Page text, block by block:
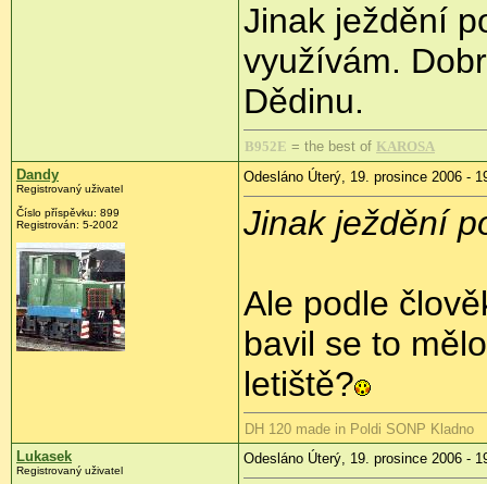
Jinak ježdění
využívám.
Dědinu.
B952E = the best of KAROSA
Dandy
Registrovaný uživatel
Číslo příspěvku: 899
Registrován: 5-2002
Odesláno Úterý, 19. prosince 2006 -
Jinak ježdění
Ale podle
bavil se to
letiště?
DH 120 made in Poldi SONP Kladno
Lukasek
Registrovaný uživatel
Odesláno Úterý, 19. prosince 2006 -